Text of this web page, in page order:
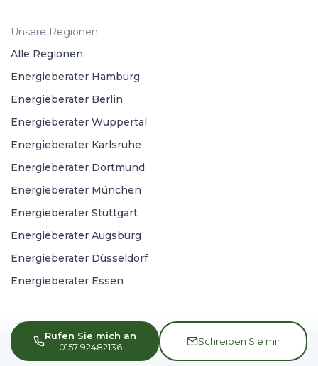
Rufen Sie mich an
0157 92482136
Schreiben Sie mir
Unsere Regionen
Alle Regionen
Energieberater Hamburg
Energieberater Berlin
Energieberater Wuppertal
Energieberater Karlsruhe
Energieberater Dortmund
Energieberater München
Energieberater Stuttgart
Energieberater Augsburg
Energieberater Düsseldorf
Energieberater Essen